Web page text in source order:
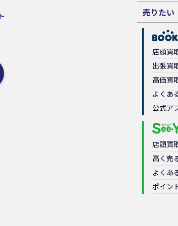
売りたい
店頭買
出張買
高価買
よくあ
公式ア
店頭買
高く売
よくあ
ポイン